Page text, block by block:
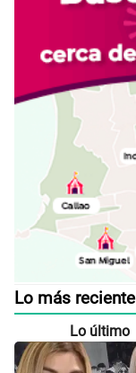
Lo más reciente
Lo último